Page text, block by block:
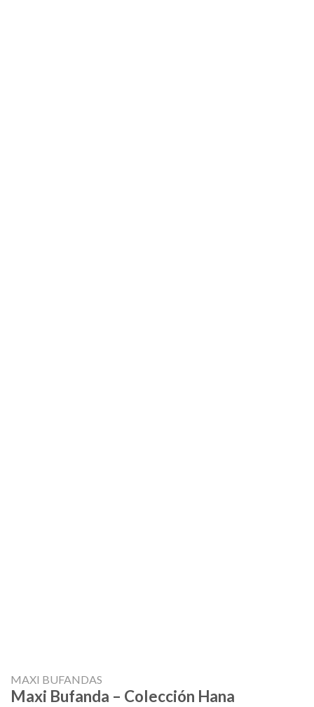
MAXI BUFANDAS
Maxi Bufanda – Colección Hana